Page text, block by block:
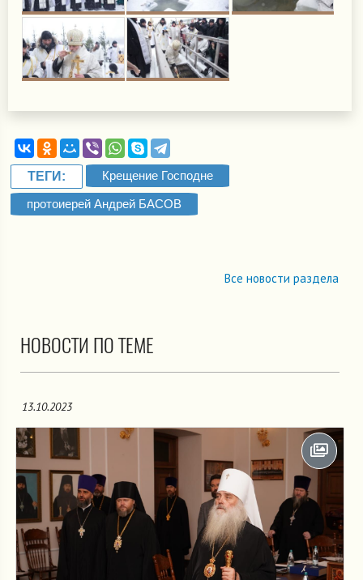
ТЕГИ: Крещение Господне
протоиерей Андрей БАСОВ
Все новости раздела
НОВОСТИ ПО ТЕМЕ
13.10.2023